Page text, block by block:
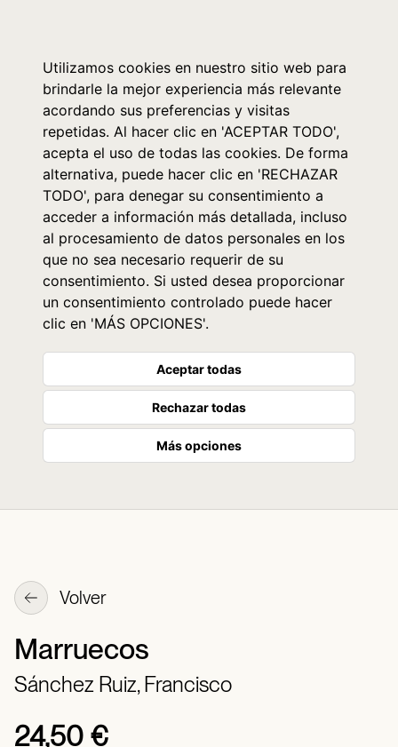
Utilizamos cookies en nuestro sitio web para
brindarle la mejor experiencia más relevante
acordando sus preferencias y visitas
repetidas. Al hacer clic en 'ACEPTAR TODO',
acepta el uso de todas las cookies. De forma
alternativa, puede hacer clic en 'RECHAZAR
TODO', para denegar su consentimiento a
acceder a información más detallada, incluso
al procesamiento de datos personales en los
que no sea necesario requerir de su
consentimiento. Si usted desea proporcionar
un consentimiento controlado puede hacer
clic en 'MÁS OPCIONES'.
Aceptar todas
Rechazar todas
Más opciones
Volver
Marruecos
Sánchez Ruiz, Francisco
24,50 €